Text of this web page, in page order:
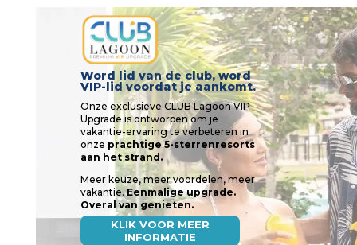
Word lid van de club, word
VIP-lid voordat je aankomt.
Onze exclusieve CLUB Lagoon VIP
Upgrade is ontworpen om je
vakantie-ervaring te verbeteren in
onze prachtige 5-sterrenresorts
aan het strand.
Meer keuze, meer voordelen, meer
vakantie.Eenmalige upgrade.
Overal van genieten.
KLIK VOOR MEER
INFORMATIE